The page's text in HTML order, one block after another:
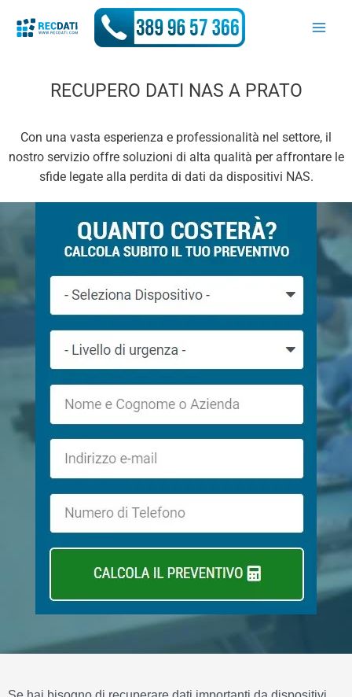
RECUPERO DATI NAS A PRATO
Con una vasta esperienza e professionalità nel settore, il
nostro servizio offre soluzioni di alta qualità per affrontare le
sfide legate alla perdita di dati da dispositivi NAS.